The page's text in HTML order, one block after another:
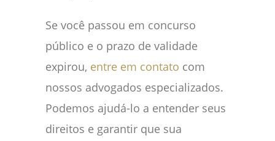
Se você passou em concurso
público e o prazo de validade
expirou, entre em contato com
nossos advogados especializados.
Podemos ajudá-lo a entender seus
direitos e garantir que sua